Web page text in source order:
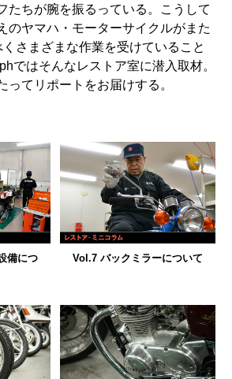
たちが腕を振るっている。こうして
のヤマハ・モーターサイクルがまた
さまざまな作業を受けていること
ではそんなレストア室に潜入取材。
ってリポートをお届けする。
備につ
Vol.7 バックミラーについて